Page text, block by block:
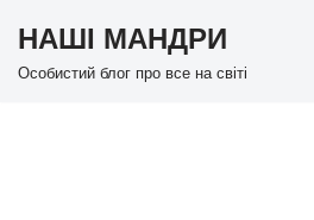
Перейти
НАШІ МАНДРИ
Особистий блог про все на світі